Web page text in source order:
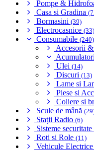
Pompe &
Casa si Gradina
Bormasini (39)
Electrocasnice (33)
Consumabile (240)
Accesorii
Ulei (14)
Discuri (13)
Lame si
Piese si
Coliere si
Scule de mână
Stații Radio (6)
Sisteme securitate
Roti si Role (11)
Vehicule Electrice